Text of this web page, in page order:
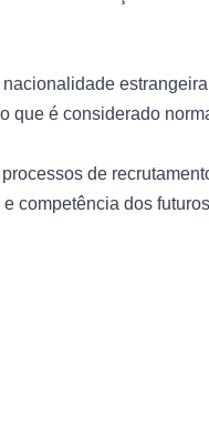
que é considerado
de
competência dos